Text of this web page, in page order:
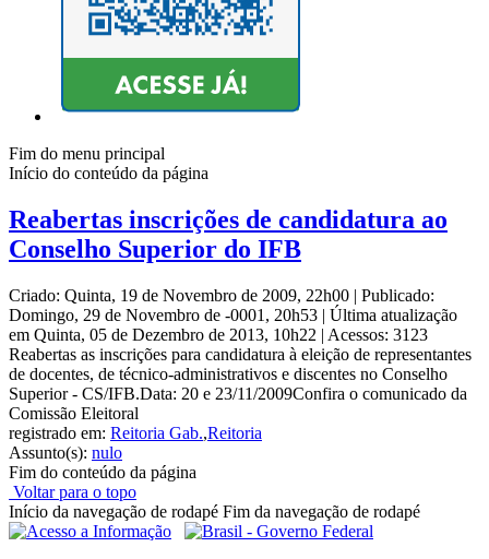
Fim do menu principal
Início do conteúdo da página
Reabertas inscrições de candidatura ao
Conselho Superior do IFB
Criado: Quinta, 19 de Novembro de 2009, 22h00 | Publicado:
Domingo, 29 de Novembro de -0001, 20h53 | Última atualização
em Quinta, 05 de Dezembro de 2013, 10h22 | Acessos: 3123
Reabertas as inscrições para candidatura à eleição de representantes
de docentes, de técnico-administrativos e discentes no Conselho
Superior - CS/IFB.Data: 20 e 23/11/2009Confira o comunicado da
Comissão Eleitoral
registrado em: Reitoria Gab.,Reitoria
Assunto(s): nulo
Fim do conteúdo da página
Voltar para o topo
Início da navegação de rodapé Fim da navegação de rodapé